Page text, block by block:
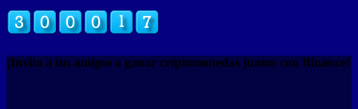
¡Invita a tus amigos a ganar criptomonedas juntos con Binance!